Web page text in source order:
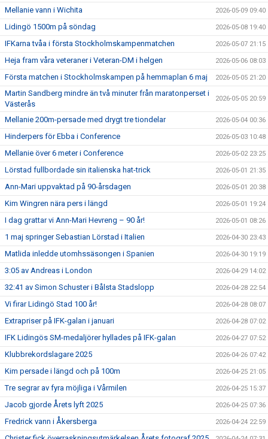
Mellanie vann i Wichita 2026-05-09 09:40
Lidingö 1500m på söndag 2026-05-08 19:40
IFKarna tvåa i första Stockholmskampenmatchen 2026-05-07 21:15
Heja fram våra veteraner i Veteran-DM i helgen 2026-05-06 08:03
Första matchen i Stockholmskampen på hemmaplan 6 maj 2026-05-05 21:20
Martin Sandberg mindre än två minuter från maratonperset i
Västerås
2026-05-05 20:59
Mellanie 200m-persade med drygt tre tiondelar 2026-05-04 00:36
Hinderpers för Ebba i Conference 2026-05-03 10:48
Mellanie över 6 meter i Conference 2026-05-02 23:25
Lörstad fullbordade sin italienska hat-trick 2026-05-01 21:35
Ann-Mari uppvaktad på 90-årsdagen 2026-05-01 20:38
Kim Wingren nära pers i längd 2026-05-01 19:24
I dag grattar vi Ann-Mari Hevreng – 90 år! 2026-05-01 08:26
1 maj springer Sebastian Lörstad i Italien 2026-04-30 23:43
Matlida inledde utomhssäsongen i Spanien 2026-04-30 19:19
3:05 av Andreas i London 2026-04-29 14:02
32:41 av Simon Schuster i Bålsta Stadslopp 2026-04-28 22:54
Vi firar Lidingö Stad 100 år! 2026-04-28 08:07
Extrapriser på IFK-galan i januari 2026-04-28 07:02
IFK Lidingös SM-medaljörer hyllades på IFK-galan 2026-04-27 07:52
Klubbrekordslagare 2025 2026-04-26 07:42
Kim persade i längd och på 100m 2026-04-25 21:05
Tre segrar av fyra möjliga i Vårmilen 2026-04-25 15:37
Jacob gjorde Årets lyft 2025 2026-04-25 07:36
Fredrick vann i Åkersberga 2026-04-24 22:59